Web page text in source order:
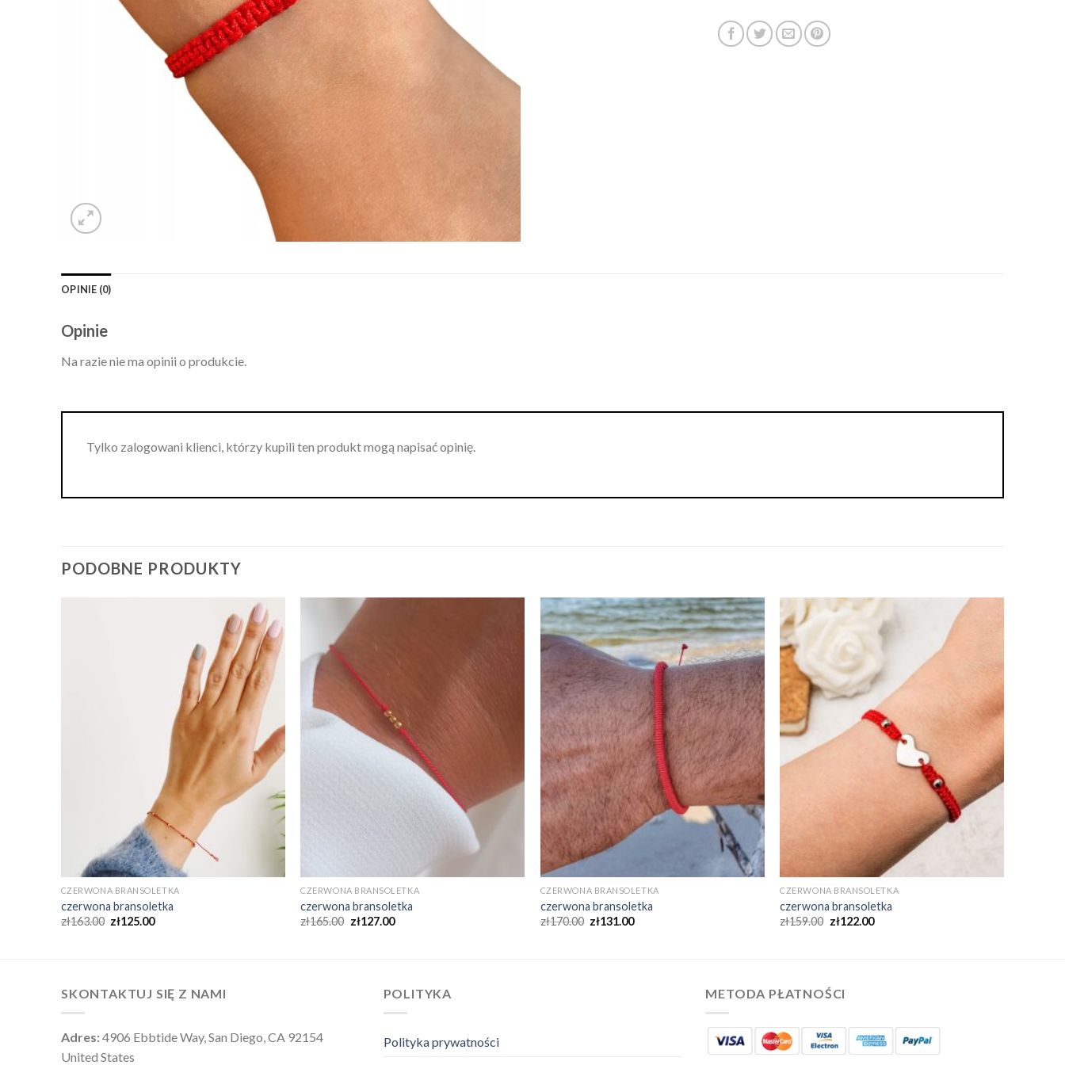
OPINIE (0)
Opinie
Na razie nie ma opinii o produkcie.
Tylko zalogowani klienci, którzy kupili ten produkt mogą napisać opinię.
PODOBNE PRODUKTY
CZERWONA BRANSOLETKA
czerwona bransoletka
zł163.00 zł125.00
CZERWONA BRANSOLETKA
czerwona bransoletka
zł165.00 zł127.00
CZERWONA BRANSOLETKA
czerwona bransoletka
zł170.00 zł131.00
CZERWONA BRANSOLETKA
czerwona bransoletka
zł159.00 zł122.00
SKONTAKTUJ SIĘ Z NAMI
Adres:4906 Ebbtide Way, San Diego, CA 92154
United States
POLITYKA
Polityka prywatności
METODA PŁATNOŚCI